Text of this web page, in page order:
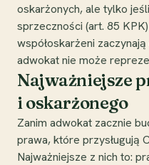
oskarżonych, ale tylko
sprzeczności (art. 85
współoskarżeni
adwokat nie może
Najważniejsze
i oskarżonego
Zanim adwokat zacznie
prawa, które przysługują
Najważniejsze z nich to: